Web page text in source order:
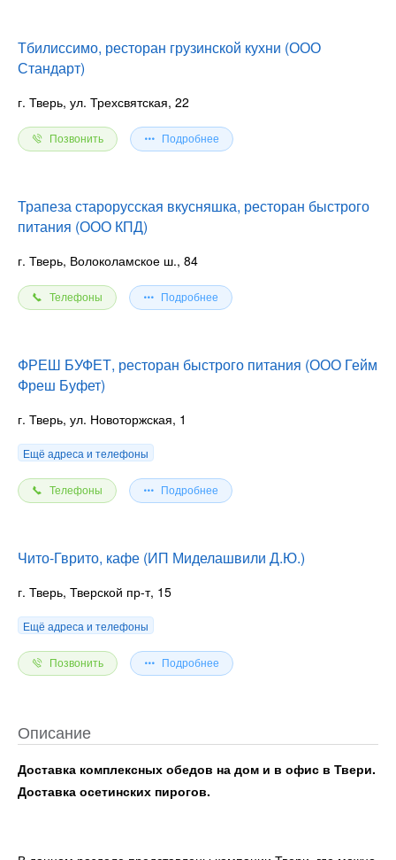
Тбилиссимо, ресторан грузинской кухни (ООО
Стандарт)
г. Тверь, ул. Трехсвятская, 22
Позвонить Подробнее
Трапеза старорусская вкусняшка, ресторан быстрого
питания (ООО КПД)
г. Тверь, Волоколамское ш., 84
Телефоны Подробнее
ФРЕШ БУФЕТ, ресторан быстрого питания (ООО Гейм
Фреш Буфет)
г. Тверь, ул. Новоторжская, 1
Ещё адреса и телефоны
Телефоны Подробнее
Чито-Гврито, кафе (ИП Миделашвили Д.Ю.)
г. Тверь, Тверской пр-т, 15
Ещё адреса и телефоны
Позвонить Подробнее
Описание
Доставка комплексных обедов на дом и в офис в Твери.
Доставка осетинских пирогов.